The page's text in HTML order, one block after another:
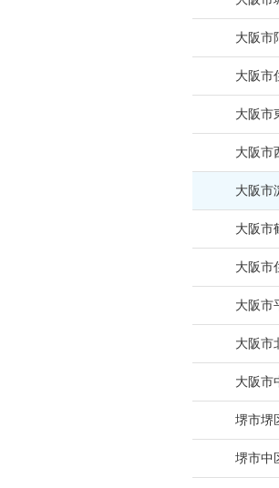
大阪市
大阪市
大阪市
大阪市
大阪市
大阪市
大阪市
大阪市
大阪市
大阪市
堺市堺
堺市中